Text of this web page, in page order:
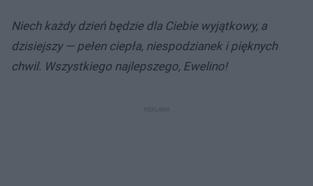
Niech każdy dzień będzie dla Ciebie wyjątkowy, a
dzisiejszy — pełen ciepła, niespodzianek i pięknych
chwil. Wszystkiego najlepszego, Ewelino!